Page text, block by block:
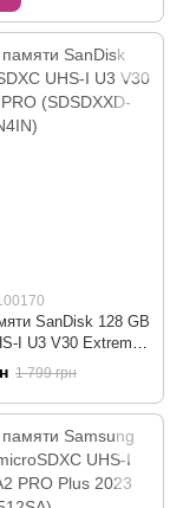
SanDisk 128 GB
I U3 V30 Extreme
128G-GN4IN)
1 799 грн